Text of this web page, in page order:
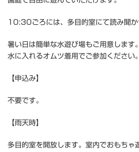
10:30ごろには、多目的室にて読み聞か
暑い日は簡単な水遊び場もご用意します
水に入れるオムツ着用でご参加ください。
【申込み】
不要です。
【雨天時】
多目的室を開放します。室内でおもちゃ